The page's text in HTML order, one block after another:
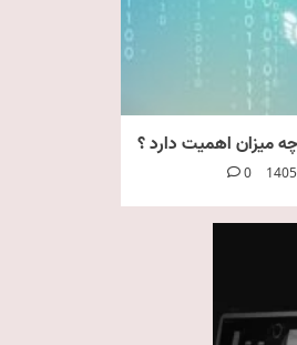
میزان اهمیت دارد ؟
0